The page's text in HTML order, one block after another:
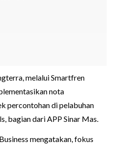
melalui Smartfren
nota
percontohan di pelabuhan
bagian dari APP Sinar Mas.
mengatakan, fokus